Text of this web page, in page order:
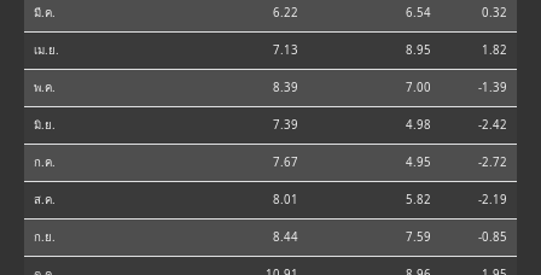
มี.ค. 6.22 6.54 0.32
เม.ย. 7.13 8.95 1.82
พ.ค. 8.39 7.00 -1.39
มิ.ย. 7.39 4.98 -2.42
ก.ค. 7.67 4.95 -2.72
ส.ค. 8.01 5.82 -2.19
ก.ย. 8.44 7.59 -0.85